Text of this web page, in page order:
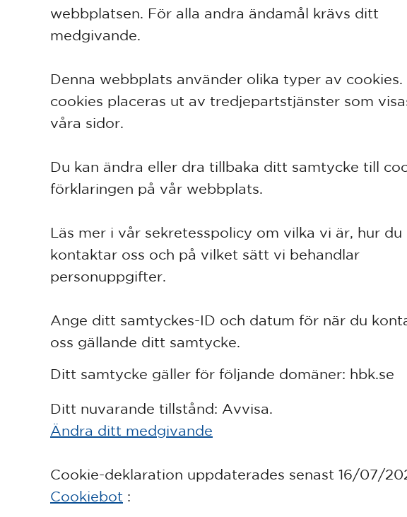
webbplatsen. För alla andra ändamål krävs ditt
medgivande.
Denna webbplats använder olika typer av cookies.
cookies placeras ut av tredjepartstjänster som
våra sidor.
Du kan ändra eller dra tillbaka ditt samtycke till
förklaringen på vår webbplats.
Läs mer i vår sekretesspolicy om vilka vi är, hur du
kontaktar oss och på vilket sätt vi behandlar
personuppgifter.
Ange ditt samtyckes-ID och datum för när du
oss gällande ditt samtycke.
Ditt samtycke gäller för följande domäner: hbk.se
Ditt nuvarande tillstånd: Avvisa.
Ändra ditt medgivande
Cookie-deklaration uppdaterades senast 16/07/
Cookiebot :